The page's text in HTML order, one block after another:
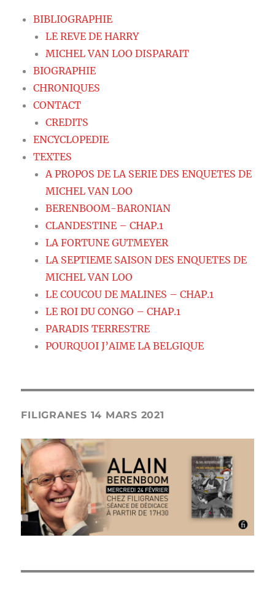
BIBLIOGRAPHIE
LE REVE DE HARRY
MICHEL VAN LOO DISPARAIT
BIOGRAPHIE
CHRONIQUES
CONTACT
CREDITS
ENCYCLOPEDIE
TEXTES
A PROPOS DE LA SERIE DES ENQUETES DE
MICHEL VAN LOO
BERENBOOM-BARONIAN
CLANDESTINE – CHAP.1
LA FORTUNE GUTMEYER
LA SEPTIEME SAISON DES ENQUETES DE
MICHEL VAN LOO
LE COUCOU DE MALINES – CHAP.1
LE ROI DU CONGO – CHAP.1
PARADIS TERRESTRE
POURQUOI J’AIME LA BELGIQUE
FILIGRANES 14 MARS 2021